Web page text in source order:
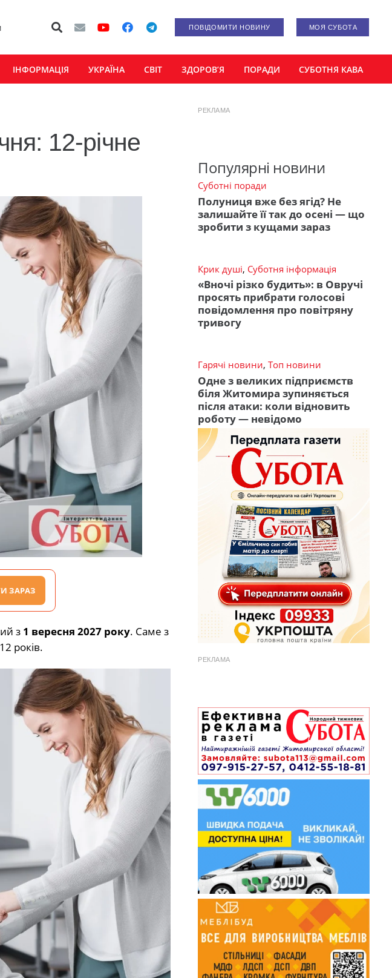
ПОВІДОМИТИ НОВИНУ МОЯ СУБОТА
ІНФОРМАЦІЯ УКРАЇНА СВІТ ЗДОРОВ’Я ПОРАДИ СУБОТНЯ КАВА
12-річне
ЗАРАЗ
з 1 вересня 2027 року. Саме з
років.
РЕКЛАМА
Популярні новини
Суботні поради
Полуниця вже без ягід? Не
залишайте її так до осені — що
зробити з кущами зараз
Крик душі, Суботня інформація
«Вночі різко будить»: в Овручі
просять прибрати голосові
повідомлення про повітряну
тривогу
Гарячі новини, Топ новини
Одне з великих підприємств
біля Житомира зупиняється
після атаки: коли відновить
роботу — невідомо
РЕКЛАМА